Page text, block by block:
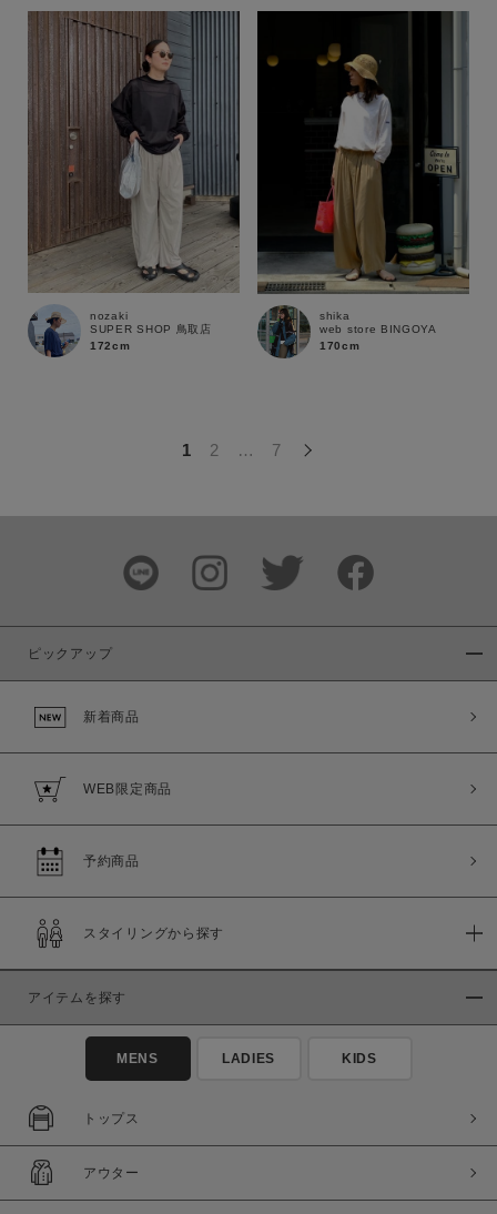
この条件で絞り込む
nozaki
SUPER SHOP 鳥取店
172cm
shika
web store BINGOYA
170cm
1 2 … 7
ピックアップ
新着商品
WEB限定商品
予約商品
スタイリングから探す
アイテムを探す
MENS LADIES KIDS
トップス
アウター